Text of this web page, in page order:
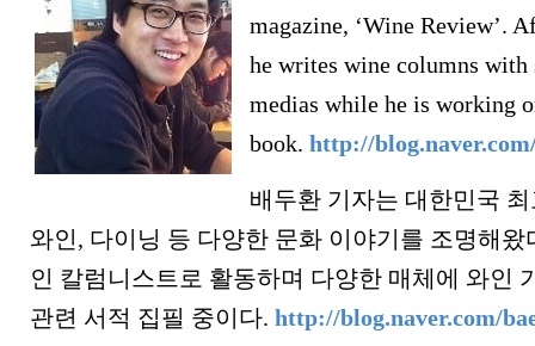
magazine, ‘Wine Review’.
he writes wine columns with
medias while he is working
book. http://
배두환 기자는 대한민국
와인, 다이닝 등 다양한 문화 이야기를 조명해왔
인 칼럼니스트로 활동하며 다양한 매체에 와인
관련 서적 집필 중이다. http://blog.naver.com/